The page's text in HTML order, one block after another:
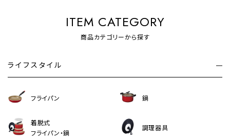
ITEM CATEGORY
商品カテゴリーから探す
ライフスタイル
フライパン 鍋
着脱式
フライパン・鍋
調理器具